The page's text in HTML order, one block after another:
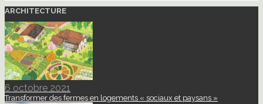
ARCHITECTURE
6 octobre 2021
Transformer des fermes en logements « sociaux et paysans »